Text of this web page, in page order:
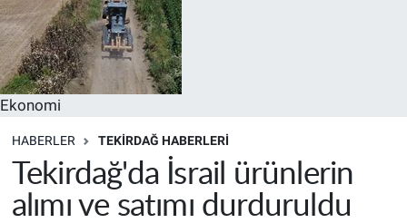
Ekonomi
HABERLER TEKIRDAĞ HABERLERI
Tekirdağ'da İsrail ürünlerin
alımı ve satımı durduruldu